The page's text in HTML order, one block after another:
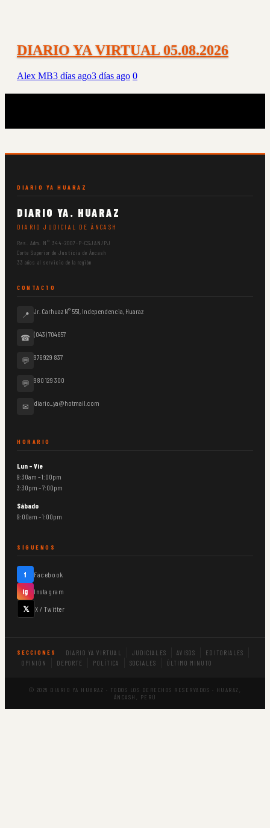
DIARIO YA VIRTUAL 05.08.2026
Alex MB3 días ago3 días ago 0
DIARIO YA HUARAZ
DIARIO YA. HUARAZ
DIARIO JUDICIAL DE ÁNCASH
Res. Adm. N° 344-2007-P-CSJAN/PJ
Corte Superior de Justicia de Áncash
33 años al servicio de la región
CONTACTO
📍 Jr. Carhuaz N° 551, Independencia, Huaraz
☎ (043) 704657
💬 976 929 837
💬 980 129 300
✉ diario_ya@hotmail.com
HORARIO
Lun – Vie
9:30am – 1:00pm
3:30pm – 7:00pm
Sábado
9:00am – 1:00pm
SÍGUENOS
f Facebook
ig Instagram
𝕏 X / Twitter
SECCIONES DIARIO YA VIRTUAL JUDICIALES AVISOS
EDITORIALES
OPINIÓN
DEPORTE POLÍTICA SOCIALES ÚLTIMO MINUTO
© 2026 DIARIO YA HUARAZ · TODOS LOS DERECHOS RESERVADOS · HUARAZ,
ÁNCASH, PERÚ